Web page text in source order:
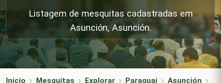
Listagem de mesquitas cadastradas em
Asunción, Asunción.
Inicio Mesquitas Explorar Paraguai
Asunción